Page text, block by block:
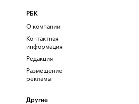
РБК
О компании
Контактная
информация
Редакция
Размещение
рекламы
Другие